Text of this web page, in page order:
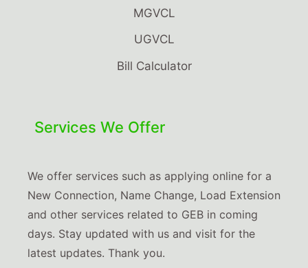
MGVCL
UGVCL
Bill Calculator
Services We Offer
We offer services such as applying online for a
New Connection, Name Change, Load Extension
and other services related to GEB in coming
days. Stay updated with us and visit for the
latest updates. Thank you.